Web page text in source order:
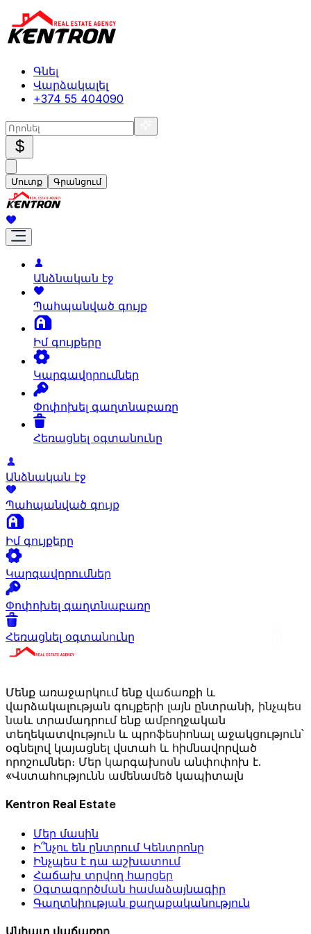
Գնել
Վարձակալել
+374 55 404090
$
Մուտք Գրանցում
Անձնական էջ
Պահպանված գույք
Իմ գույքերը
Կարգավորումներ
Փոփոխել գաղտնաբառը
Հեռացնել օգտանունը
Անձնական էջ
Պահպանված գույք
Իմ գույքերը
Կարգավորումներ
Փոփոխել գաղտնաբառը
Հեռացնել օգտանունը
Մենք առաջարկում ենք վաճառքի և
վարձակալության գույքերի լայն ընտրանի, ինչպես
նաև տրամադրում ենք ամբողջական
տեղեկատվություն և պրոֆեսիոնալ աջակցություն՝
օգնելով կայացնել վստահ և հիմնավորված
որոշումներ։ Մեր կարգախոսն անփոփոխ է.
«Վստահությունն ամենամեծ կապիտալն
Kentron Real Estate
Մեր մասին
Ի՞նչու են ընտրում Կենտրոնը
Ինչպես է դա աշխատում
Հաճախ տրվող հարցեր
Օգտագործման համաձայնագիր
Գաղտնիության քաղաքականություն
Անհատ վաճառող